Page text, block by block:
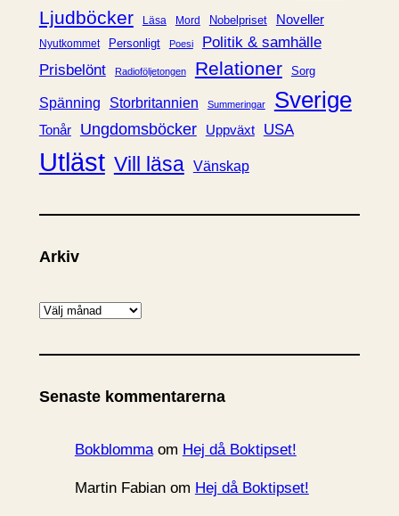
Ljudböcker
Läsa Mord Nobelpriset Noveller
Nyutkommet Personligt Poesi
Politik & samhälle
Prisbelönt
Radioföljetongen Relationer Sorg
Spänning Storbritannien Summeringar Sverige
Tonår Ungdomsböcker Uppväxt USA
Utläst Vill läsa Vänskap
Arkiv
A
k
v
Senaste kommentarerna
Bokblommaom Hej då Boktipset!
Martin Fabianom Hej då Boktipset!